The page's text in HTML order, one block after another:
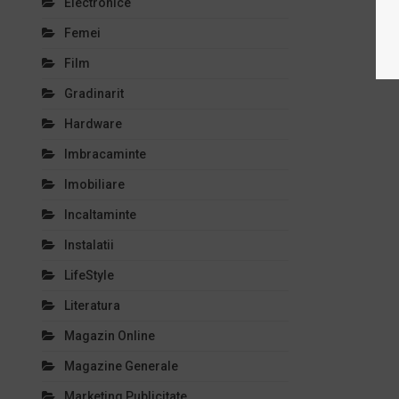
Femei
Film
Gradinarit
Hardware
Imbracaminte
Imobiliare
Incaltaminte
Instalatii
LifeStyle
Literatura
Magazin Online
Magazine Generale